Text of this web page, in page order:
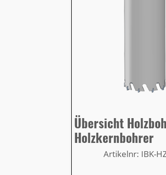
Übersicht
Holzkernbohrer
Artikelnr: IBK-